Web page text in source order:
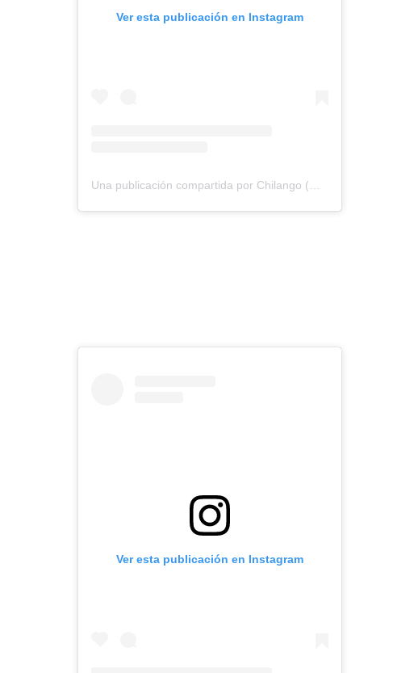
Ver esta publicación en Instagram
Ver esta publicación en Instagram